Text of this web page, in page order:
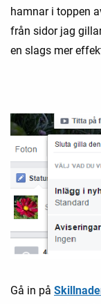
hamnar i toppen
från sidor jag
en slags mer
Gå in på